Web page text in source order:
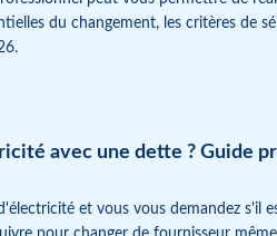
du changement, les critères
avec une dette ? Guide
et vous vous demandez s'il